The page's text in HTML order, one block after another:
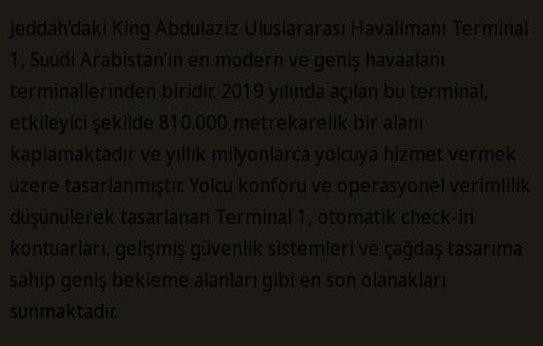
Jeddah'daki King Abdulaziz Uluslararası Havalimanı Terminal
1, Suudi Arabistan’ın en modern ve geniş havaalanı
terminallerinden biridir. 2019 yılında açılan bu terminal,
etkileyici şekilde 810.000 metrekarelik bir alanı
kaplamaktadır ve yıllık milyonlarca yolcuya hizmet vermek
üzere tasarlanmıştır. Yolcu konforu ve operasyonel verimlilik
düşünülerek tasarlanan Terminal 1, otomatik check-in
kontuarları, gelişmiş güvenlik sistemleri ve çağdaş tasarıma
sahip geniş bekleme alanları gibi en son olanakları
sunmaktadır.